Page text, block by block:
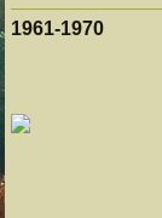
1961-1970